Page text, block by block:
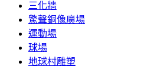
三化牆
驚聲銅像廣場
運動場
球場
地球村雕塑